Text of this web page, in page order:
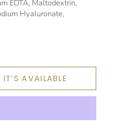
EDTA, Maltodextrin,
Hyaluronate,
AVAILABLE